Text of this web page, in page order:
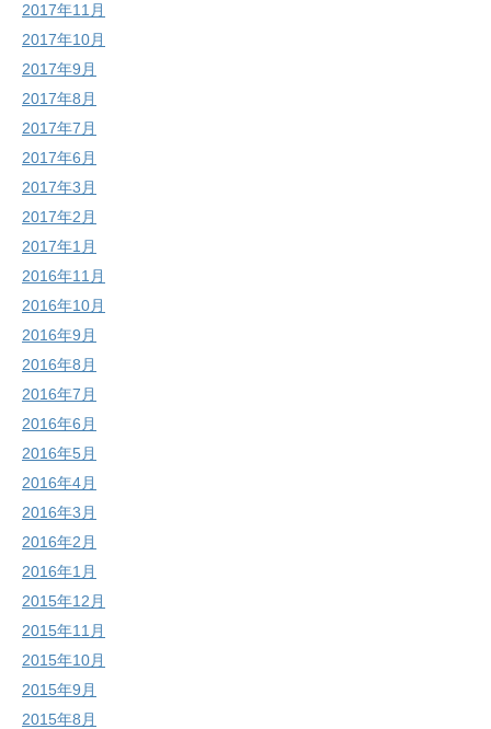
2017年11月
2017年10月
2017年9月
2017年8月
2017年7月
2017年6月
2017年3月
2017年2月
2017年1月
2016年11月
2016年10月
2016年9月
2016年8月
2016年7月
2016年6月
2016年5月
2016年4月
2016年3月
2016年2月
2016年1月
2015年12月
2015年11月
2015年10月
2015年9月
2015年8月